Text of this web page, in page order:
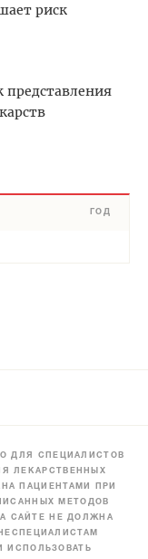
риск
представления
ГОД
ДЛЯ СПЕЦИАЛИСТОВ
ЛЕКАРСТВЕННЫХ
ПАЦИЕНТАМИ ПРИ
МЕТОДОВ
САЙТЕ НЕ ДОЛЖНА
ИСПОЛЬЗОВАТЬ